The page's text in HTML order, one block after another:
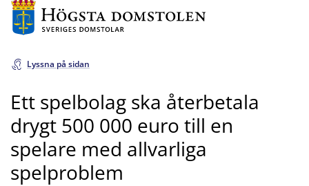
Lyssna på sidan
Ett spelbolag ska återbetala
drygt 500 000 euro till en
spelare med allvarliga
spelproblem